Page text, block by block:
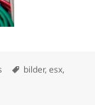
Schlagwörter
bilder,esx,